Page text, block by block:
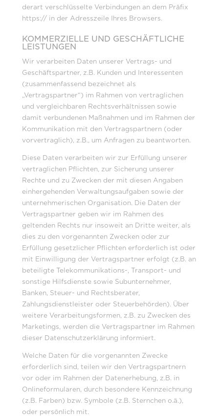
derart verschlüsselte Verbindungen an dem Präfix
https:// in der Adresszeile Ihres Browsers.
KOMMERZIELLE UND GESCHÄFTLICHE
LEISTUNGEN
Wir verarbeiten Daten unserer Vertrags- und
Geschäftspartner, z.B. Kunden und Interessenten
(zusammenfassend bezeichnet als
„Vertragspartner“) im Rahmen von vertraglichen
und vergleichbaren Rechtsverhältnissen sowie
damit verbundenen Maßnahmen und im Rahmen der
Kommunikation mit den Vertragspartnern (oder
vorvertraglich), z.B., um Anfragen zu beantworten.
Diese Daten verarbeiten wir zur Erfüllung unserer
vertraglichen Pflichten, zur Sicherung unserer
Rechte und zu Zwecken der mit diesen Angaben
einhergehenden Verwaltungsaufgaben sowie der
unternehmerischen Organisation. Die Daten der
Vertragspartner geben wir im Rahmen des
geltenden Rechts nur insoweit an Dritte weiter, als
dies zu den vorgenannten Zwecken oder zur
Erfüllung gesetzlicher Pflichten erforderlich ist oder
mit Einwilligung der Vertragspartner erfolgt (z.B. an
beteiligte Telekommunikations-, Transport- und
sonstige Hilfsdienste sowie Subunternehmer,
Banken, Steuer- und Rechtsberater,
Zahlungsdienstleister oder Steuerbehörden). Über
weitere Verarbeitungsformen, z.B. zu Zwecken des
Marketings, werden die Vertragspartner im Rahmen
dieser Datenschutzerklärung informiert.
Welche Daten für die vorgenannten Zwecke
erforderlich sind, teilen wir den Vertragspartnern
vor oder im Rahmen der Datenerhebung, z.B. in
Onlineformularen, durch besondere Kennzeichnung
(z.B. Farben) bzw. Symbole (z.B. Sternchen o.ä.),
oder persönlich mit.